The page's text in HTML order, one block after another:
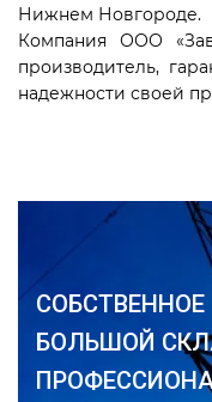
Нижнем Новгороде.
Компания ООО
производитель,
надежности своей
БОЛЬШОЙ